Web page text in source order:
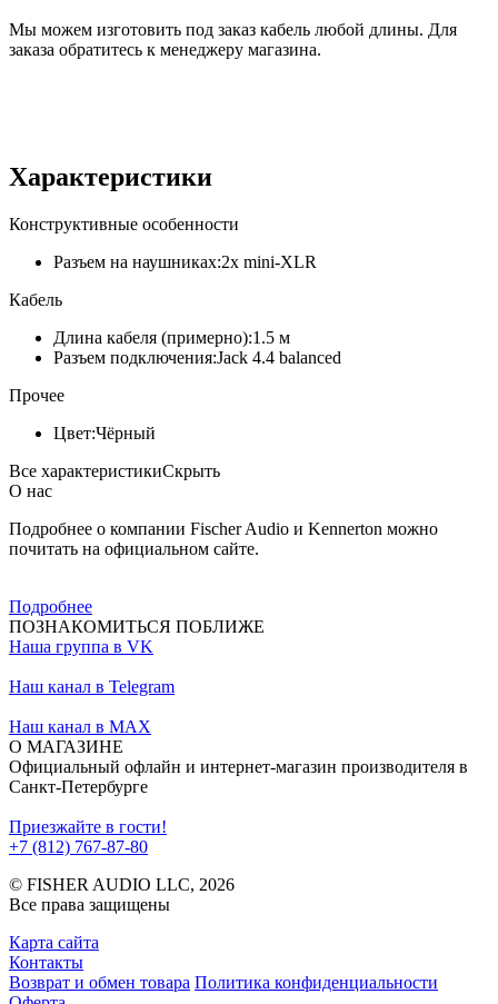
Мы можем изготовить под заказ кабель любой длины. Для
заказа обратитесь к менеджеру магазина.
Характеристики
Конструктивные особенности
Разъем на наушниках:2x mini-XLR
Кабель
Длина кабеля (примерно):1.5 м
Разъем подключения:Jack 4.4 balanced
Прочее
Цвет:Чёрный
Все характеристикиСкрыть
О нас
Подробнее о компании Fischer Audio и Kennerton можно
почитать на официальном сайте.
Подробнее
ПОЗНАКОМИТЬСЯ ПОБЛИЖЕ
Наша группа в VK
Наш канал в Telegram
Наш канал в MAX
О МАГАЗИНЕ
Официальный офлайн и интернет-магазин производителя в
Санкт-Петербурге
Приезжайте в гости!
+7 (812) 767-87-80
© FISHER AUDIO LLC, 2026
Все права защищены
Карта сайта
Контакты
Возврат и обмен товара Политика конфиденциальности